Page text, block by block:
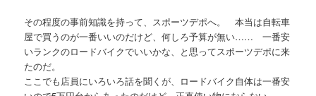
その程度の事前知識を持って、スポーツデポへ。 本当は自転車
屋で買うのが一番いいのだけど、何しろ予算が無い…… 一番安
いランクのロードバイクでいいかな、と思ってスポーツデポに来
たのだ。
ここでも店員にいろいろ話を聞くが、ロードバイク自体は一番安